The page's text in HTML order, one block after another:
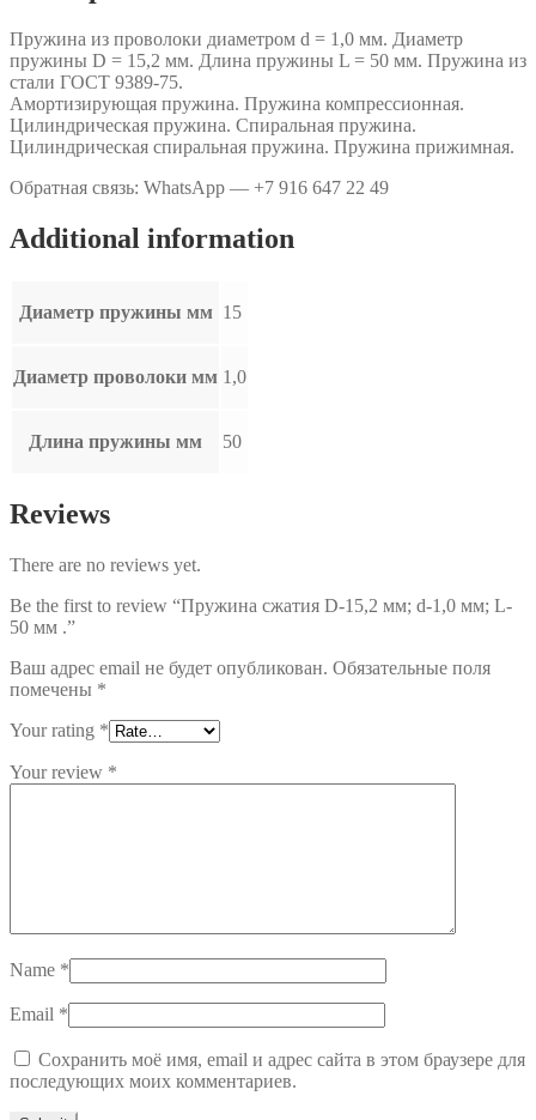
.
quantity
Пружина из проволоки диаметром d = 1,0 мм. Диаметр
пружины D = 15,2 мм. Длина пружины L = 50 мм. Пружина из
стали ГОСТ 9389-75.
Амортизирующая пружина. Пружина компрессионная.
Цилиндрическая пружина. Спиральная пружина.
Цилиндрическая спиральная пружина. Пружина прижимная.
Обратная связь: WhatsApp — +7 916 647 22 49
Additional information
Диаметр пружины мм 15
Диаметр проволоки мм 1,0
Длина пружины мм 50
Reviews
There are no reviews yet.
Be the first to review “Пружина сжатия D-15,2 мм; d-1,0 мм; L-
50 мм .”
Ваш адрес email не будет опубликован. Обязательные поля
помечены *
Your rating *
Your review *
Name *
Email *
Сохранить моё имя, email и адрес сайта в этом браузере для
последующих моих комментариев.